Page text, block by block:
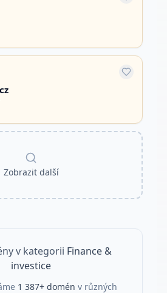
Zobrazit další
v kategorii Finance &
investice
1 387+ domén v různých